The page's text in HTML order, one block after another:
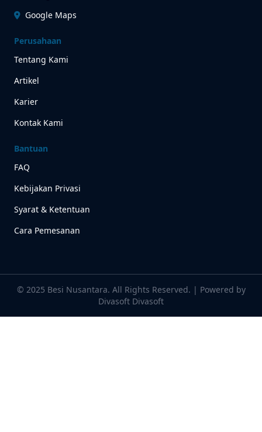
Google Maps
Perusahaan
Tentang Kami
Artikel
Karier
Kontak Kami
Bantuan
FAQ
Kebijakan Privasi
Syarat & Ketentuan
Cara Pemesanan
© 2025 Besi Nusantara. All Rights Reserved. | Powered by
Divasoft Divasoft